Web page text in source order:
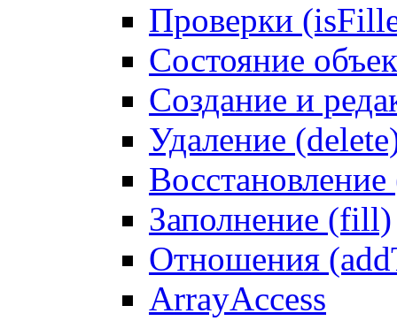
Проверки
Состояние
Создание и
Удаление
Заполнение (fill)
Отношения
ArrayAccess